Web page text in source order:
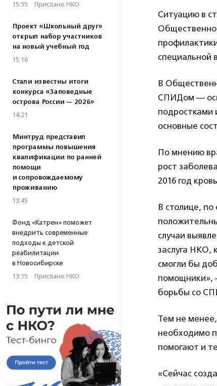
15:35 · Прислано НКО
Проект «Школьный друг»
открыл набор участников
на новый учебный год
15:16
Стали известны итоги
конкурса «Заповедные
острова России — 2026»
14:21
Минтруд представил
программы повышения
квалификации по ранней
помощи
и сопровождаемому
проживанию
13:45
Фонд «Катрен» поможет
внедрить современные
подходы к детской
реабилитации
в Новосибирске
13:15 · Прислано НКО
Ситуацию в
специальной
В
СПИДом —
подростками
основные
По мнению
рост
2016 год
В столице,
случаи
заслуга НКО,
смогли бы
помощники»,
борьбы со
Тем не
необходимо
помогают и
«Сейчас